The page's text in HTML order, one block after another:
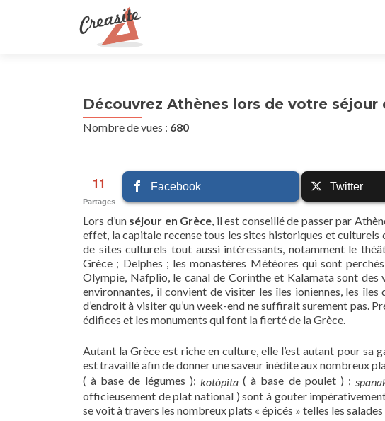
Découvrez Athènes lors de votre séjour
Nombre de vues : 680
11
Partages
Facebook Twitter
Lors d’un séjour en Grèce, il est conseillé de passer par
effet, la capitale recense tous les sites historiques et
de sites culturels tout aussi intéressants, notamment le
Grèce ; Delphes ; les monastères Météores qui sont
Olympie, Nafplio, le canal de Corinthe et Kalamata sont des
environnantes, il convient de visiter les îles ioniennes, les îles
d’endroit à visiter qu’un week-end ne suffirait surement pas.
édifices et les monuments qui font la fierté de la Grèce.
Autant la Grèce est riche en culture, elle l’est autant pour sa
est travaillé afin de donner une saveur inédite aux nombreux
( à base de légumes ); kotópita( à base de poulet ) ;
officieusement de plat national ) sont à gouter
se voit à travers les nombreux plats « épicés » telles les